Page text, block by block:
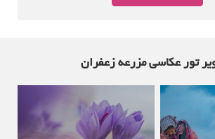
تور عکاسی مزرعه زعفران